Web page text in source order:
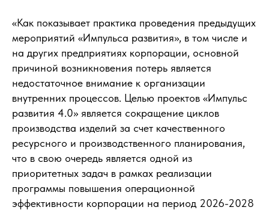
«Как показывает практика проведения предыдущих
мероприятий «Импульса развития», в том числе и
на других предприятиях корпорации, основной
причиной возникновения потерь является
недостаточное внимание к организации
внутренних процессов. Целью проектов «Импульс
развития 4.0» является сокращение циклов
производства изделий за счет качественного
ресурсного и производственного планирования,
что в свою очередь является одной из
приоритетных задач в рамках реализации
программы повышения операционной
эффективности корпорации на период 2026-2028